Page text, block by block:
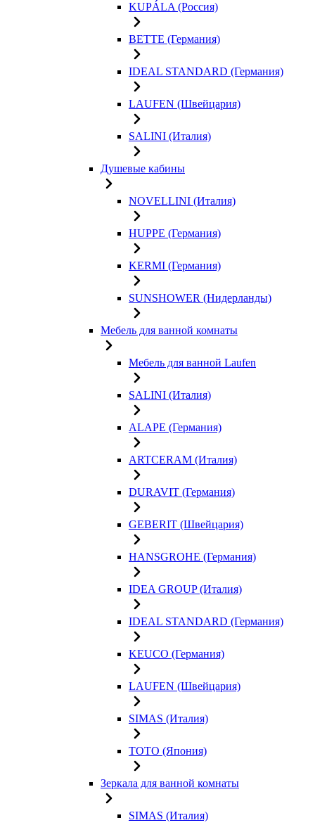
KUPÁLA (Россия)
BETTE (Германия)
IDEAL STANDARD (Германия)
LAUFEN (Швейцария)
SALINI (Италия)
Душевые кабины
NOVELLINI (Италия)
HUPPE (Германия)
KERMI (Германия)
SUNSHOWER (Нидерланды)
Мебель для ванной комнаты
Мебель для ванной Laufen
SALINI (Италия)
ALAPE (Германия)
ARTCERAM (Италия)
DURAVIT (Германия)
GEBERIT (Швейцария)
HANSGROHE (Германия)
IDEA GROUP (Италия)
IDEAL STANDARD (Германия)
KEUCO (Германия)
LAUFEN (Швейцария)
SIMAS (Италия)
TOTO (Япония)
Зеркала для ванной комнаты
SIMAS (Италия)